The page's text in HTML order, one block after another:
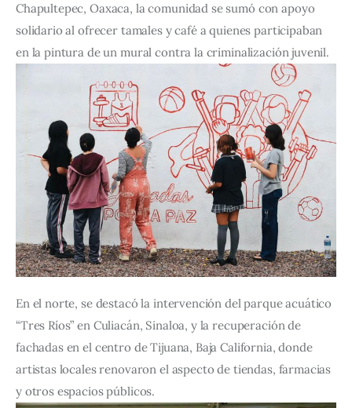
Chapultepec, Oaxaca, la comunidad se sumó con apoyo
solidario al ofrecer tamales y café a quienes participaban
en la pintura de un mural contra la criminalización juvenil.
En el norte, se destacó la intervención del parque acuático
“Tres Ríos” en Culiacán, Sinaloa, y la recuperación de
fachadas en el centro de Tijuana, Baja California, donde
artistas locales renovaron el aspecto de tiendas, farmacias
y otros espacios públicos.